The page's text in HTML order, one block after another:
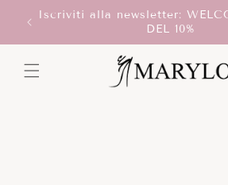
direttamente
Iscriviti alla newsletter:
DEL 10%